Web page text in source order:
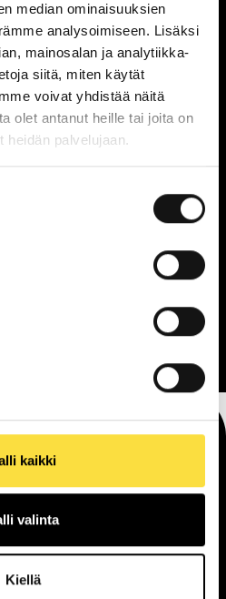
median ominaisuuksien
analysoimiseen. Lisäksi
mainosalan ja analytiikka-
siitä, miten käytät
voivat yhdistää näitä
olet antanut heille tai joita on
heidän palvelujaan.
kaikki
valinta
Kiellä